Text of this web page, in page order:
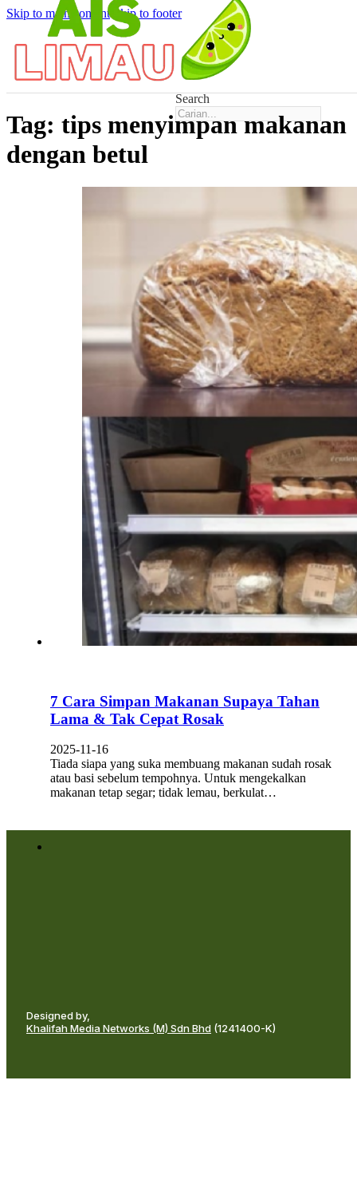
Skip to main content Skip to footer
Search
Tag: tips menyimpan makanan
dengan betul
7 Cara Simpan Makanan Supaya Tahan
Lama & Tak Cepat Rosak
2025-11-16
Tiada siapa yang suka membuang makanan sudah rosak
atau basi sebelum tempohnya. Untuk mengekalkan
makanan tetap segar; tidak lemau, berkulat…
Designed by,
Khalifah Media Networks (M) Sdn Bhd (1241400-K)